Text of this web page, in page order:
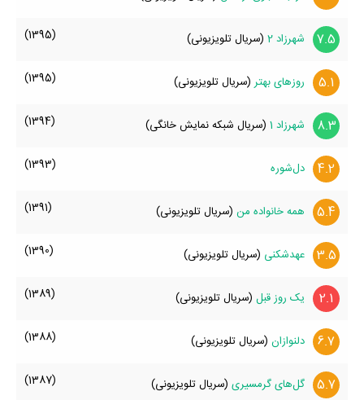
7.5 شهرزاد 2 (سریال تلویزیونی) (1395)
5.1 روزهای بهتر (سریال تلویزیونی) (1395)
8.3 شهرزاد 1 (سریال شبکه نمایش خانگی) (1394)
4.2 دل‌شوره (1393)
5.4 همه خانواده من (سریال تلویزیونی) (1391)
3.5 عهدشکنی (سریال تلویزیونی) (1390)
2.1 یک روز قبل (سریال تلویزیونی) (1389)
6.7 دلنوازان (سریال تلویزیونی) (1388)
5.7 گل‌های گرمسیری (سریال تلویزیونی) (1387)